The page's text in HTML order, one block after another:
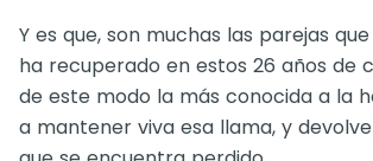
Y es que, son muchas las parejas
ha recuperado en estos 26 años de
de este modo la más conocida a la
a mantener viva esa llama, y